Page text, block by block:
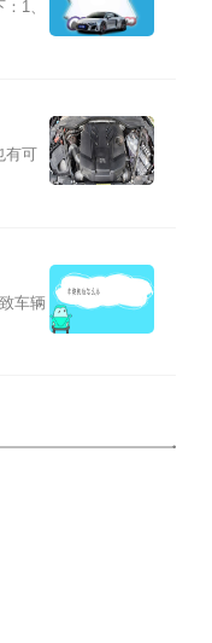
1、
可
车辆